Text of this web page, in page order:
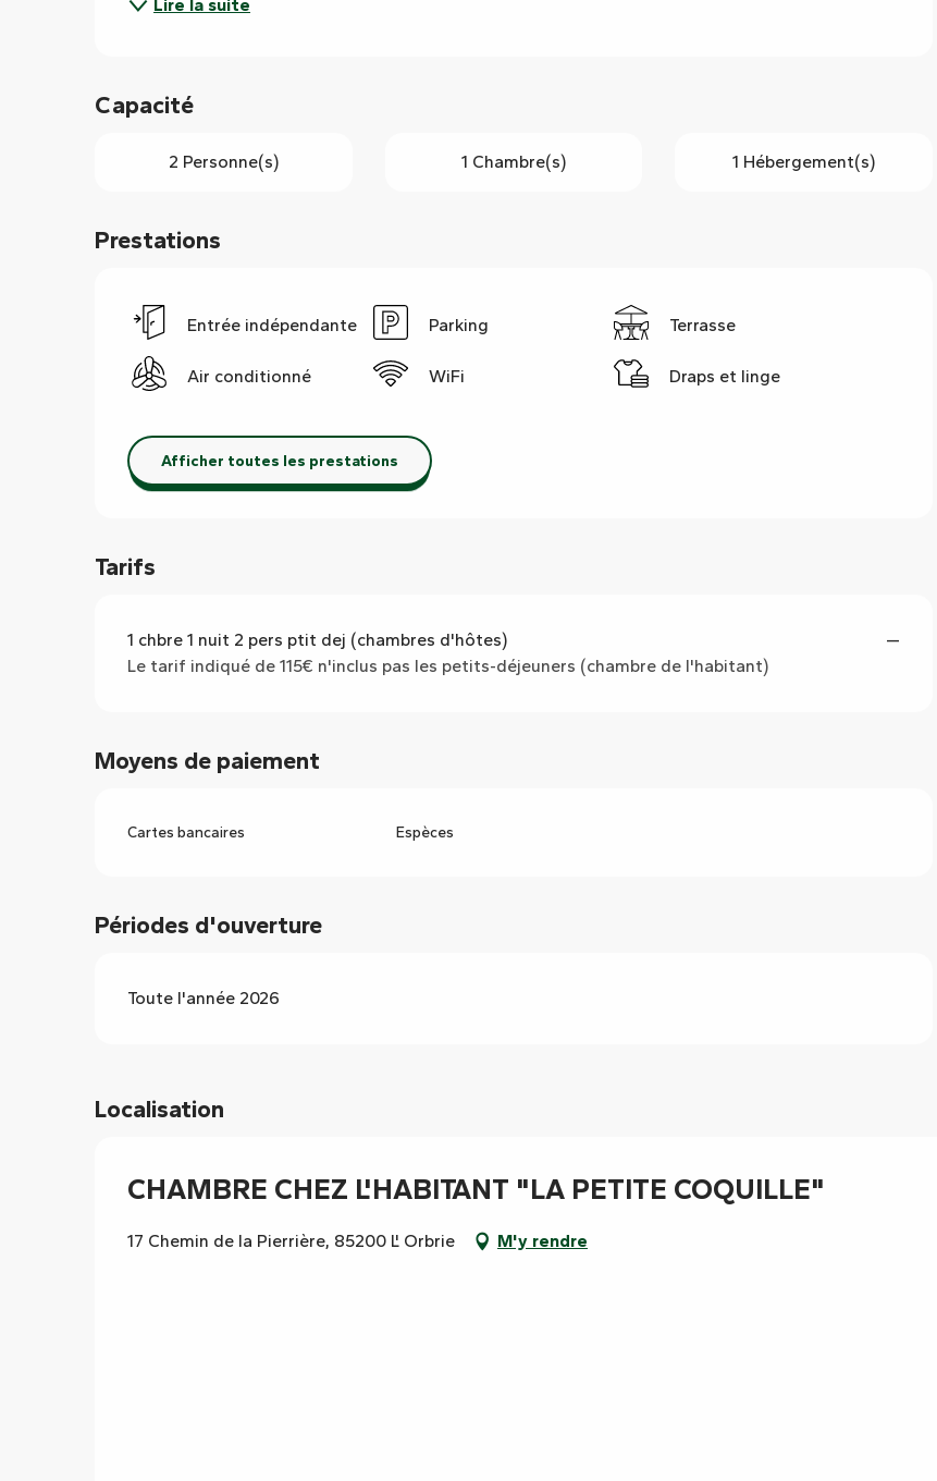
Lire la suite
Capacité
2 Personne(s) 1 Chambre(s) 1 Hébergement(s)
Prestations
Entrée indépendante Parking Terrasse
Air conditionné WiFi Draps et linge
Afficher toutes les prestations
Tarifs
1 chbre 1 nuit 2 pers ptit dej (chambres d'hôtes)
Le tarif indiqué de 115€ n'inclus pas les petits-déjeuners (chambre de l'habitant)
—
Moyens de paiement
Cartes bancaires Espèces
Périodes d'ouverture
Toute l'année 2026
Localisation
CHAMBRE CHEZ L'HABITANT "LA PETITE COQUILLE"
17 Chemin de la Pierrière, 85200 L' Orbrie M'y rendre